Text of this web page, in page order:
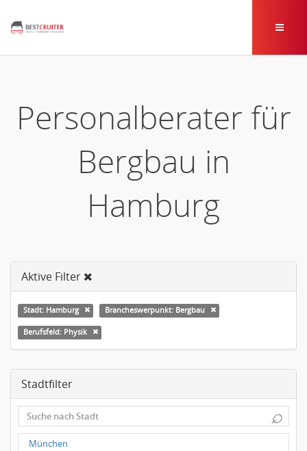
Personalberater für
Bergbau in
Hamburg
Aktive Filter
Stadt: Hamburg Brancheswerpunkt: Bergbau
Berufsfeld: Physik
Stadtfilter
⌕
München